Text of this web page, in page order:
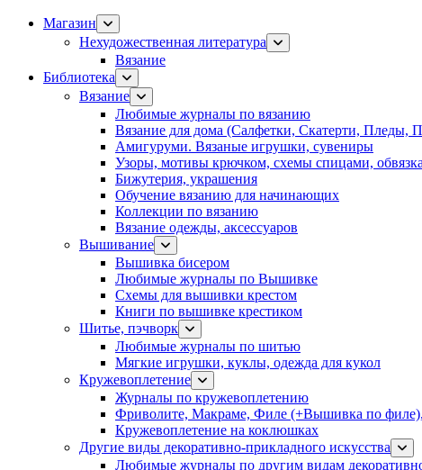
Магазин
Нехудожественная литература
Вязание
Библиотека
Вязание
Любимые журналы по вязанию
Вязание для дома (Салфетки, Скатерти, Пледы,
Амигуруми. Вязаные игрушки, сувениры
Узоры, мотивы крючком, схемы спицами,
Бижутерия, украшения
Обучение вязанию для начинающих
Коллекции по вязанию
Вязание одежды, аксессуаров
Вышивание
Вышивка бисером
Любимые журналы по Вышивке
Схемы для вышивки крестом
Книги по вышивке крестиком
Шитье, пэчворк
Любимые журналы по шитью
Мягкие игрушки, куклы, одежда для кукол
Кружевоплетение
Журналы по кружевоплетению
Фриволите, Макраме, Филе (+Вышивка по
Кружевоплетение на коклюшках
Другие виды декоративно-прикладного искусства
Любимые журналы по другим видам